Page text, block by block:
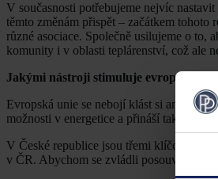
V současnosti potřebujeme nejvíc
těmto změnám přispět – začátkem tohoto
různé asociace. Společně usilujeme o to,
komunity i v oblasti teplárenství, což ale
Jakými nástroji stimuluje evropské
Evropská unie se nebojí klást si
možnosti v energetice a přináší tak
V České republice jsou třemi klíčovými
v ČR. Abychom se zvládli posouvat,